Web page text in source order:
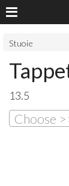
Stuoie
13.5
Choose